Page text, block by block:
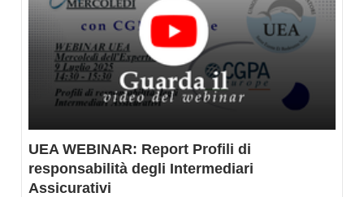
UEA WEBINAR: Report Profili di
responsabilità degli Intermediari
Assicurativi